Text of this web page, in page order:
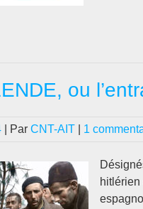
ou
| Par CNT-AIT 1